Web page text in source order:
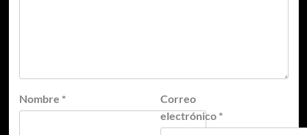
Nombre *
Correo
electrónico *